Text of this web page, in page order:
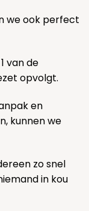
we ook perfect
van de
opvolgt.
en
kunnen we
zo snel
in kou